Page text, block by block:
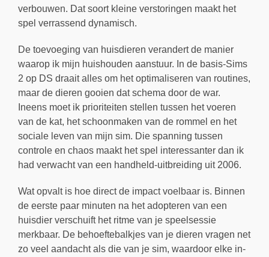
verbouwen. Dat soort kleine verstoringen maakt het
spel verrassend dynamisch.
De toevoeging van huisdieren verandert de manier
waarop ik mijn huishouden aanstuur. In de basis-Sims
2 op DS draait alles om het optimaliseren van routines,
maar de dieren gooien dat schema door de war.
Ineens moet ik prioriteiten stellen tussen het voeren
van de kat, het schoonmaken van de rommel en het
sociale leven van mijn sim. Die spanning tussen
controle en chaos maakt het spel interessanter dan ik
had verwacht van een handheld-uitbreiding uit 2006.
Wat opvalt is hoe direct de impact voelbaar is. Binnen
de eerste paar minuten na het adopteren van een
huisdier verschuift het ritme van je speelsessie
merkbaar. De behoeftebalkjes van je dieren vragen net
zo veel aandacht als die van je sim, waardoor elke in-